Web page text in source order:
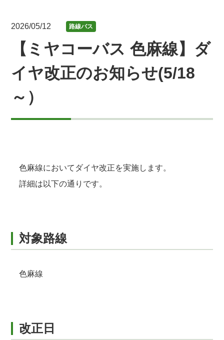
2026/05/12 路線バス
【ミヤコーバス 色麻線】ダ
イヤ改正のお知らせ(5/18
～）
色麻線においてダイヤ改正を実施します。
詳細は以下の通りです。
対象路線
色麻線
改正日